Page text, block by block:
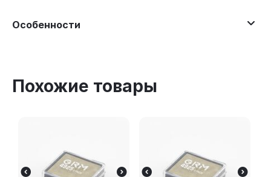
Особенности
Похожие товары